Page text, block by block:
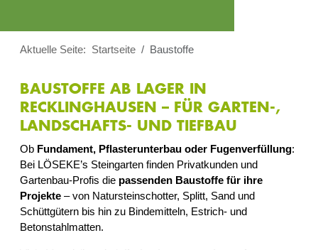
Aktuelle Seite: Startseite Baustoffe
BAUSTOFFE AB LAGER IN
RECKLINGHAUSEN – FÜR GARTEN-,
LANDSCHAFTS- UND TIEFBAU
Ob Fundament, Pflasterunterbau oder Fugenverfüllung:
Bei LÖSEKE’s Steingarten finden Privatkunden und
Gartenbau-Profis die passenden Baustoffe für ihre
Projekte – von Natursteinschotter, Splitt, Sand und
Schüttgütern bis hin zu Bindemitteln, Estrich- und
Betonstahlmatten.